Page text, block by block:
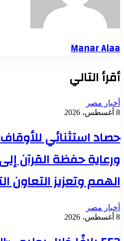
Manar Alaa
أقرأ التالي
أخبار مصر
8 أغسطس، 2026
حصاد استثنائي
ورعاية حفظة القرآن
الهمم وتعزيز التعاون
أخبار مصر
8 أغسطس، 2026